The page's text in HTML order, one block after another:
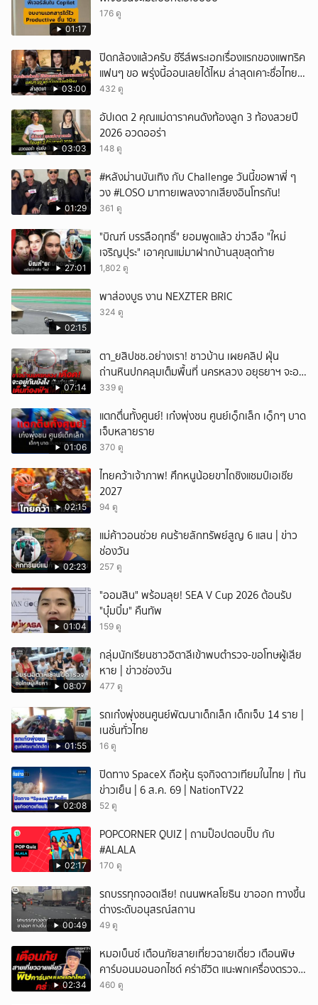
01:17
176 ดู
03:00
ปิดกล้องแล้วครับ ซีรีส์พระเอกเรื่องแรกของแพทริค
แฟนๆ ขอ พรุ่งนี้ออนเลยได้ไหม ล่าสุดเคาะชื่อไทย
แล้ว
432 ดู
03:03
อัปเดต 2 คุณแม่ดาราคนดังท้องลูก 3 ท้องสวยปี
2026 อวดออร่า
148 ดู
01:29
#หลังม่านบันเทิง กับ Challenge วันนี้ขอพาพี่ ๆ
วง #LOSO มาทายเพลงจากเสียงอินโทรกัน!
361 ดู
27:01
"บิณฑ์ บรรลือฤทธิ์" ยอมพูดแล้ว ข่าวลือ "ใหม่
เจริญปุระ" เอาคุณแม่มาฝากบ้านสุขสุดท้าย
1,802 ดู
02:15
พาส่องบูธ งาน NEXZTER BRIC
324 ดู
07:14
ตา_ยสิปชช.อย่างเรา! ชาวบ้าน เผยคลิป ฝุ่น
ถ่านหินปกคลุมเต็มพื้นที่ นครหลวง อยุธยาฯ จะอยู่
กันยังไง
339 ดู
01:06
แตกตื่นทั้งศูนย์! เก๋งพุ่งชน ศูนย์เ๑็กเล็ก เ๑็กๆ บาด
เจ็บหลายราย
370 ดู
02:15
ไทยคว้าเจ้าภาพ! ศึกหนูน้อยขาไถชิงแชมป์เอเชีย
2027
94 ดู
02:23
แม่ค้าวอนช่วย คนร้ายลักทรัพย์สูญ 6 แสน | ข่าว
ช่องวัน
257 ดู
01:04
"ออมสิน" พร้อมลุย! SEA V Cup 2026 ต้อนรับ
"บุ๋มบิ๋ม" คืนทัพ
159 ดู
08:07
กลุ่มนักเรียนชาวอิตาลีเข้าพบตำรวจ-ขอโทษผู้เสีย
หาย | ข่าวช่องวัน
477 ดู
01:55
รถเก๋งพุ่งชนศูนย์พัฒนาเด็กเล็ก เด็กเจ็บ 14 ราย |
เนชั่นทั่วไทย
16 ดู
02:08
ปิดทาง SpaceX ถือหุ้น ธุจกิจดาวเทียมในไทย | ทัน
ข่าวเย็น | 6 ส.ค. 69 | NationTV22
52 ดู
02:17
POPCORNER QUIZ | ถามป็อปตอบปั๊บ กับ
#ALALA
170 ดู
00:49
รถบรรทุกจอดเสีย! ถนนพหลโยธิน ขาออก ทางขึ้น
ต่างระดับอนุสรณ์สถาน
49 ดู
02:34
หมอเบ็นซ์ เตือนภัยสายเที่ยวฉายเดี่ยว เตือนพิษ
คาร์บอนมอนอกไซด์ คร่าชีวิต แนะพกเครื่องตรวจ
วัดติดตัว
460 ดู
ยกเลิก